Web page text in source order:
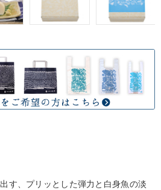
す、プリッとした弾力と白身魚の淡